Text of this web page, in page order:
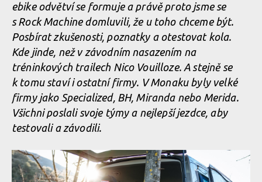
ebike odvětví se formuje a právě proto jsme se
s Rock Machine domluvili, že u toho chceme být.
Posbírat zkušenosti, poznatky a otestovat kola.
Kde jinde, než v závodním nasazením na
tréninkových trailech Nico Vouilloze. A stejně se
k tomu staví i ostatní firmy. V Monaku byly velké
firmy jako Specialized, BH, Miranda nebo Merida.
Všichni poslali svoje týmy a nejlepší jezdce, aby
testovali a závodili.